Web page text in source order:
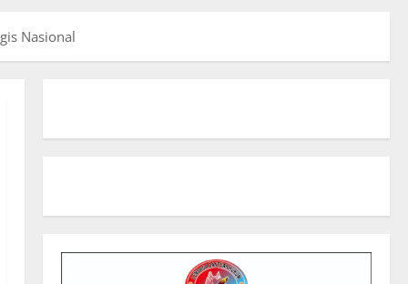
Nasional